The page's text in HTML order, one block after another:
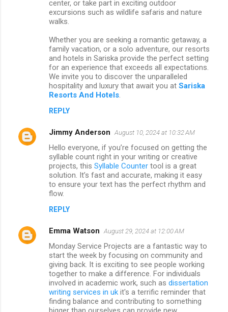
center, or take part in exciting outdoor
excursions such as wildlife safaris and nature
walks.
Whether you are seeking a romantic getaway, a
family vacation, or a solo adventure, our resorts
and hotels in Sariska provide the perfect setting
for an experience that exceeds all expectations.
We invite you to discover the unparalleled
hospitality and luxury that await you at Sariska
Resorts And Hotels
REPLY
Jimmy Anderson August 10, 2024 at 10:32 AM
Hello everyone, if you’re focused on getting the
syllable count right in your writing or creative
projects, this Syllable Counter tool is a great
solution. It’s fast and accurate, making it easy
to ensure your text has the perfect rhythm and
flow.
REPLY
Emma Watson August 29, 2024 at 12:00 AM
Monday Service Projects are a fantastic way to
start the week by focusing on community and
giving back. It is exciting to see people working
together to make a difference. For individuals
involved in academic work, such as dissertation
writing services in uk it's a terrific reminder that
finding balance and contributing to something